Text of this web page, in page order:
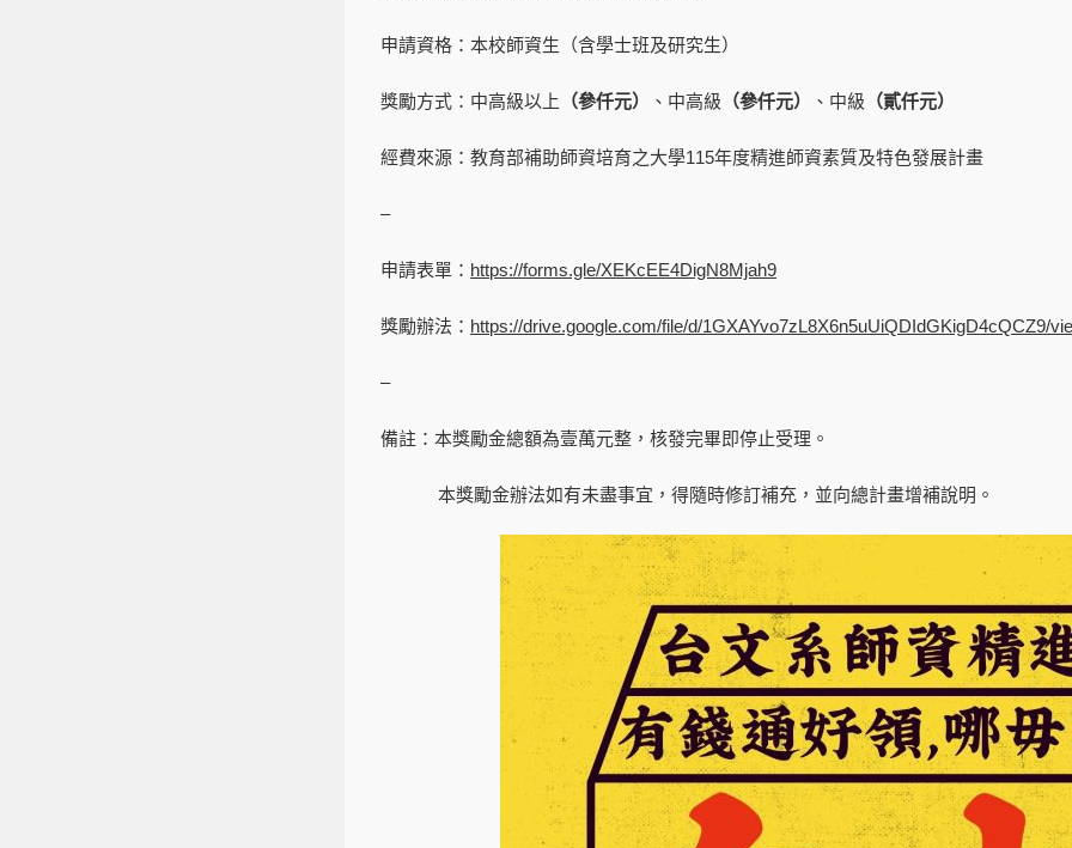
申請資格：本校師資生（含學士班及研究生）
獎勵方式：中高級以上 （參仟元） 、中高級 （參仟元） 、中級 （貳仟元）
經費來源：教育部補助師資培育之大學115年度精進師資素質及特色發展計畫
–
申請表單： https://forms.gle/XEKcEE4DigN8Mjah9
獎勵辦法： https://drive.google.com/file/d/1GXAYvo7zL8X6n5uUiQDIdGKigD4cQCZ9/
–
備註：本獎勵金總額為壹萬元整，核發完畢即停止受理。
本獎勵金辦法如有未盡事宜，得隨時修訂補充，並向總計畫增補說明。